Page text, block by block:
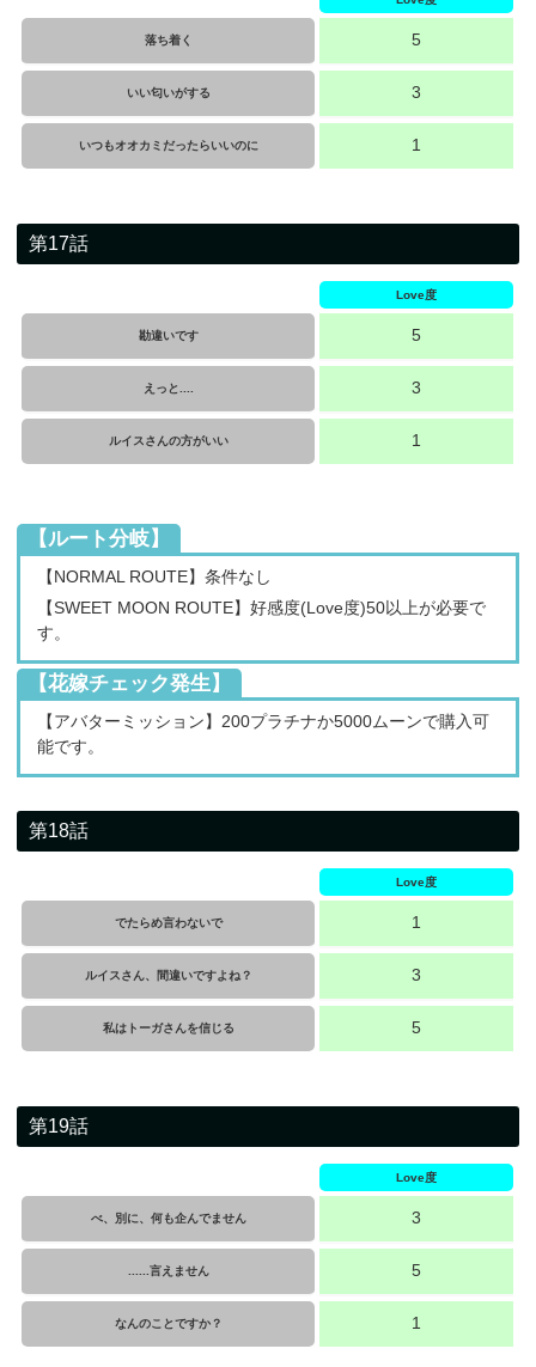
落ち着く 5
いい匂いがする 3
いつもオオカミだったらいいのに 1
第17話
Love度
勘違いです 5
えっと.... 3
ルイスさんの方がいい 1
【ルート分岐】
【NORMAL ROUTE】条件なし
【SWEET MOON ROUTE】好感度(Love度)50以上が必要で
す。
【花嫁チェック発生】
【アバターミッション】200プラチナか5000ムーンで購入可
能です。
第18話
Love度
でたらめ言わないで 1
ルイスさん、間違いですよね？ 3
私はトーガさんを信じる 5
第19話
Love度
べ、別に、何も企んでません 3
......言えません 5
なんのことですか？ 1